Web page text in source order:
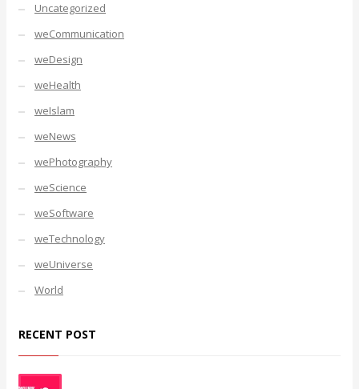
Uncategorized
weCommunication
weDesign
weHealth
weIslam
weNews
wePhotography
weScience
weSoftware
weTechnology
weUniverse
World
RECENT POST